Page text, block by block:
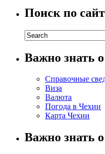
Поиск по
Важно знать
Справочные
Виза
Валюта
Погода в Чехии
Карта Чехии
Важно знать